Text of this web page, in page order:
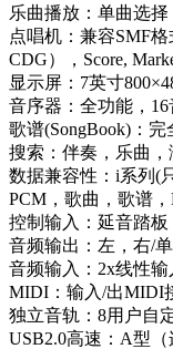
乐曲播放：单曲选
点唱机：兼容SMF
CDG），Score,
显示屏：7英寸
音序器：全功能，
歌谱(SongBook)：
搜索：伴奏，乐曲
数据兼容性：i系列(
PCM，歌曲，歌谱，
控制输入：延音踏
音频输出：左，右/
音频输入：2x线性
MIDI：输入/出MIDI
独立音轨：8用户自
USB2.0高速：A型